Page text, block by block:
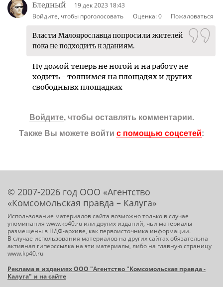
Бледный
19 дек 2023 18:43
Войдите, чтобы проголосовать
Оценка:0 Пожаловаться
Власти Малоярославца попросили жителей
пока не подходить к зданиям.
Ну домой теперь не ногой и на работу не
ходить - толпимся на площадях и других
свободнывх площадках
Войдите, чтобы оставлять комментарии.
Также Вы можете войти с помощью соцсетей:
© 2007-2026 год ООО «Агентство
«Комсомольская правда – Калуга»
Использование материалов сайта возможно только в случае
упоминания www.kp40.ru или других изданий, чьи материалы
размещены в ПДФ-архиве, как первоисточника информации.
В случае использования материалов на других сайтах обязательна
активная гиперссылка на эти материалы, либо на главную страницу
www.kp40.ru
Реклама в изданиях ООО "Агентство "Комсомольская правда -
Калуга" и на сайте